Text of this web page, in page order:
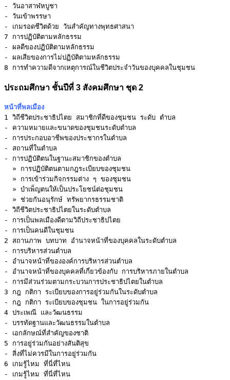
- วันอาสาฬหบูชา
- วันเข้าพรรษา
7 การปฏิบัติตามหลักธรรม
- ผลดีของปฏิบัติตามหลักธรรม
8 การทำความดีจากเหตุการณ์ในชีวิตประจำวันของบุคคลในชุมชน
ประถมศึกษา ชั้นปีที่ 3 สังคมศึกษา ชุด 2
หน้าที่พลเมือง
1 วิถีชีวิตประชาธิปไตย สมาชิกที่ดีของชุมชน ระดับ ตำบล
- ความหมายและขนาดของชุมชนระดับตำบล
- การประกอบอาชีพของประชากรในตำบล
- สถานที่ในตำบล
- การปฏิบัติตนในฐานะสมาชิกของตำบล
  » การปฏิบัติตนตามกฎระเบียบของชุมชน
  » การเข้าร่วมกิจกรรมต่าง ๆ ของชุมชน
  » บำเพ็ญตนให้เป็นประโยชน์ต่อชุมชน
  » ช่วยกันอนุรักษ์ ทรัพยากรธรรมชาติ
- วิถีชีวิตประชาธิปไตยในระดับตำบล
- การเป็นพลเมืองดีตามวิถีประชาธิปไตย
2 สถานภาพ บทบาท อำนาจหน้าที่ของบุคคลในระดับตำบล
- การบริหารส่วนตำบล
- อำนาจหน้าที่ขององค์การบริหารส่วนตำบล
- อำนาจหน้าที่ของบุคคลที่เกี่ยวข้องกับ การบริหารภายในตำบล
3 กฎ กติกา ระเบียบของการอยู่ร่วมกันในระดับตำบล
4 ประเพณี และวัฒนธรรม
- บรรทัดฐานและวัฒนธรรมในตำบล
5 การอยู่ร่วมกันอย่างสันติสุข
6 เกมรู้ไหม ที่นี่ที่ไหน
- เกมรู้ไหม ที่นี่ที่ไหน